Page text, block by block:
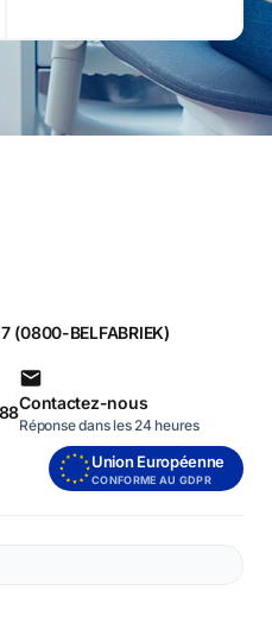
BELFABRIEK)
Contactez-nous
Réponse dans les 24 heures
Union Européenne
CONFORME AU GDPR